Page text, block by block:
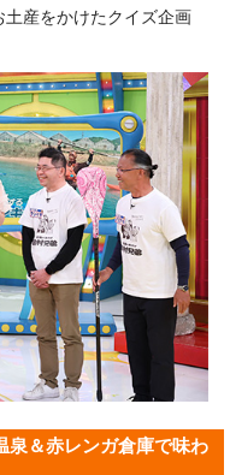
産をかけたクイズ企画
泉＆赤レンガ倉庫で味わ